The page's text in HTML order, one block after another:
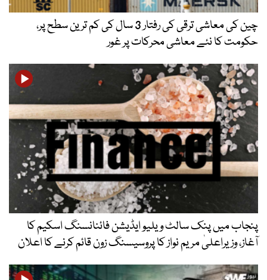
چین کی معاشی ترقی کی رفتار 3 سال کی کم ترین سطح پر،
حکومت کا نئے معاشی محرکات پر غور
پنجاب میں پنک سالٹ ویلیو ایڈیشن فائنانسنگ اسکیم کا
آغاز، وزیراعلیٰ مریم نواز کا پروسیسنگ زون قائم کرنے کا اعلان